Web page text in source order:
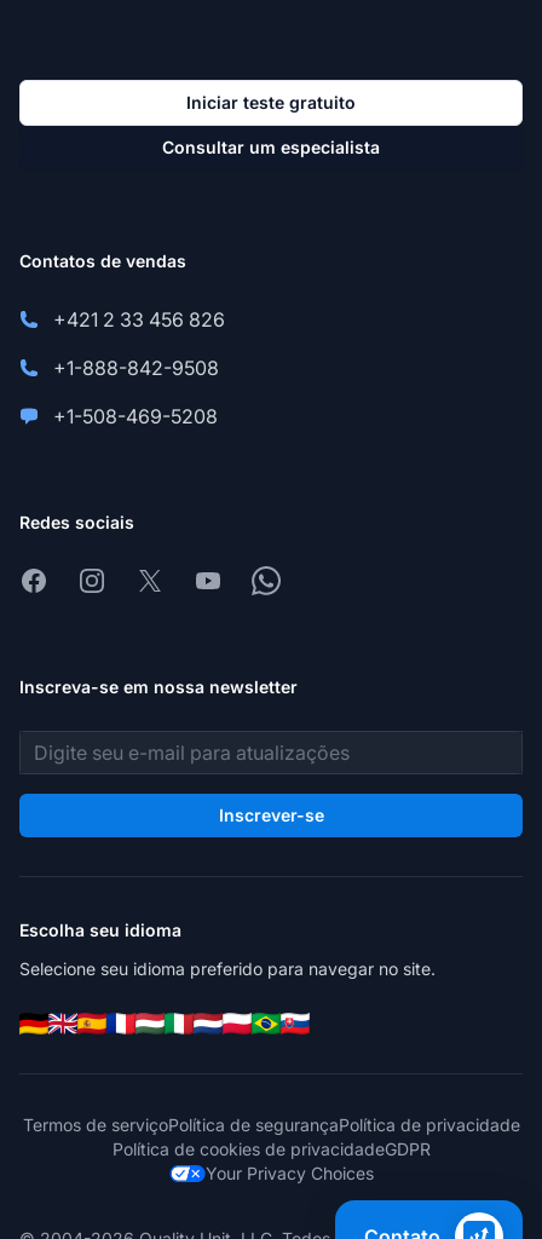
Iniciar teste gratuito
Consultar um especialista
Contatos de vendas
+421 2 33 456 826
+1-888-842-9508
+1-508-469-5208
Redes sociais
FacebookInstagram
X YoutubeWhatsapp
Inscreva-se em nossa newsletter
Endereço de e-mail
Inscrever-se
Escolha seu idioma
Selecione seu idioma preferido para navegar no site.
Termos de serviçoPolítica de segurançaPolítica de privacidade
Política de cookies de privacidadeGDPR
Your Privacy Choices